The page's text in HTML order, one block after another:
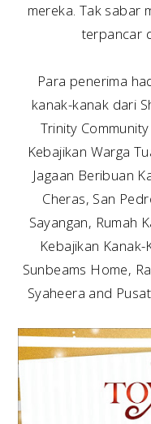
mereka. Tak sabar
terpancar
Para penerima
kanak-kanak dari
Trinity
Kebajikan Warga
Jagaan Beribuan
Cheras, San
Sayangan, Rumah
Kebajikan
Sunbeams Home,
Syaheera and